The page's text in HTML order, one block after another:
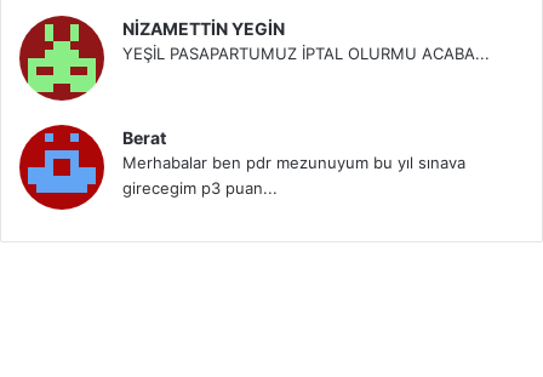
NİZAMETTİN YEGİN
YEŞİL PASAPARTUMUZ İPTAL OLURMU ACABA...
Berat
Merhabalar ben pdr mezunuyum bu yıl sınava
girecegim p3 puan...